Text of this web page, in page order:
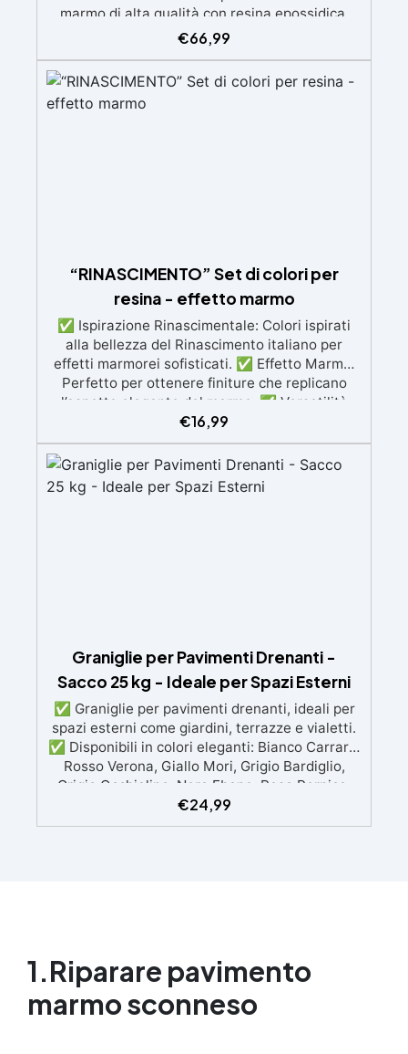
€66,99
“RINASCIMENTO” Set di colori per
resina - effetto marmo
✅ Ispirazione Rinascimentale: Colori ispirati
alla bellezza del Rinascimento italiano per
effetti marmorei sofisticati. ✅ Effetto Marmo:
Perfetto per ottenere finiture che replicano
l’aspetto elegante del marmo. ✅ Versatilità
Creativa: I colori possono essere mescolati per
creare sfumature personalizzate. ✅ Ideale per
Progetti Artistici: Perfetto per opere d'arte,
decorazioni d'interni e creazioni artigianali. ✅
Trasforma le Tue Creazioni: Aggiungi un tocco
€16,99
Graniglie per Pavimenti Drenanti -
Sacco 25 kg - Ideale per Spazi Esterni
✅ Graniglie per pavimenti drenanti, ideali per
spazi esterni come giardini, terrazze e vialetti.
✅ Disponibili in colori eleganti: Bianco Carrara,
Rosso Verona, Giallo Mori, Grigio Bardiglio,
Grigio Occhialino, Nero Ebano, Rosa Pernice,
Beige Botticino ✅ Facili da applicare: al
naturale oppure mescolate con leganti in resina
€24,99
1.Riparare pavimento
marmo sconneso